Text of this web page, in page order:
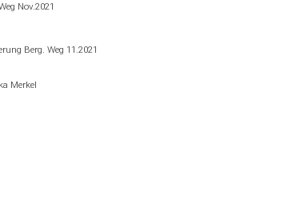
Merkel